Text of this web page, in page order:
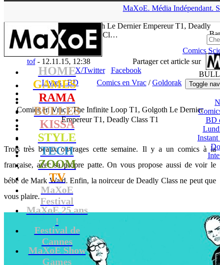
MaXoE. Média Indépendant.
HOME
GAMES
RAMA
BULLES
KISSA
STYLE
TECH
ZOOM
TV
MaXoE
Festival
MaXoE 25 ans
!
Festival de
Cannes
MaXoE Show
Games
Comics
Toggle
BD
Instant
The Infinite Loop T1, Golgoth Le Dernier Empereur T1, Deadly
Cl…
tof- 12.11.15, 12:38
Partager cet article sur
X/Twitter
Facebook
Livres / BD
Comics en Vrac /Goldorak
Comics en Vrac : The Infinite Loop T1, Golgoth Le Dernier
Empereur T1, Deadly Class T1
Trois très beaux ouvrages cette semaine. Il y a un comics à la
française, avec sa propre patte. On vous propose aussi de voir le
bébé de Mark Waid. Enfin, la noirceur de Deadly Class ne peut que
vous plaire.